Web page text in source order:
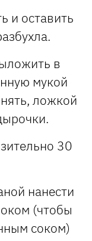
и оставить
в
мукой
ложкой
30
нанести
(чтобы
соком)